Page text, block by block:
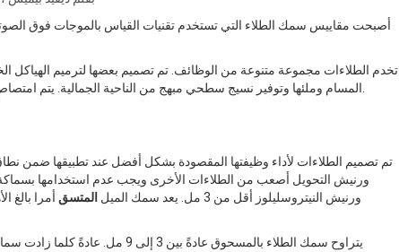
أصبحت مقاييس سمك الطلاء التي تستخدم تقنيات القياس بالموجات فوق
تخدم الطلاءات مجموعة متنوعة من الوظائف. تم تصميم بعضها لترميم الهياكل
تم تصميم الطلاءات لأداء وظيفتها المقصودة بشكل أفضل عند تطبيقها
ورنيش النيتروسليلوز أقل من 3 مل. يعد سمك الميل
المتسق أمرا بالغ